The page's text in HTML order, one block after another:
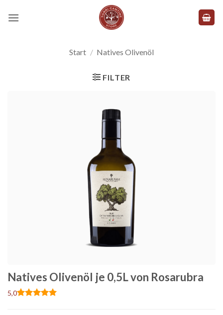
Inhalt
Start / Natives Olivenöl
FILTER
Natives Olivenöl je 0,5L von Rosarubra
5,0